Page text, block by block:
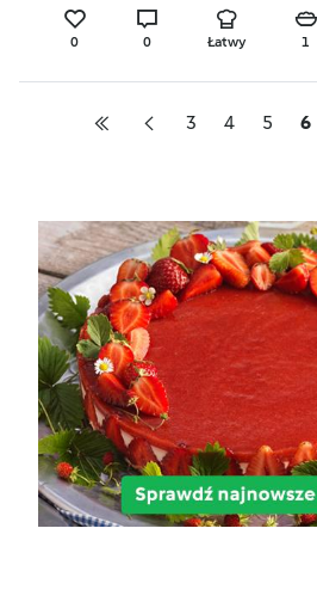
0 0 Łatwy 1
3 4 5 6